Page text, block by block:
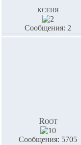
ксеня
Сообщения: 2
Root
Сообщения: 5705